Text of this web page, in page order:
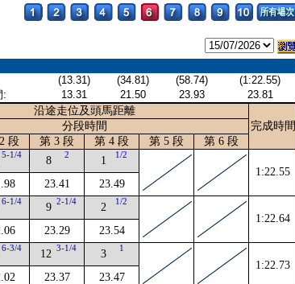
(13.31) (34.81) (58.74)
(1:22.55)
:
13.31 21.50 23.93
23.81
沿途走位及頭馬距離
完成時間
分段時間
段 第 3 段 第 4 段 第 5 段 第 6 段
5-1/4 8 2
23.41
1 1/2
23.49
1:22.55
6-1/4 9 2-1/4
23.29
2 1/2
23.54
1:22.64
6-3/4 12 3-1/4
23.37
3 1
23.47
1:22.73